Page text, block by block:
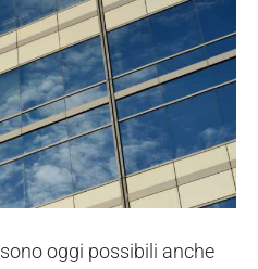
sono oggi possibili anche